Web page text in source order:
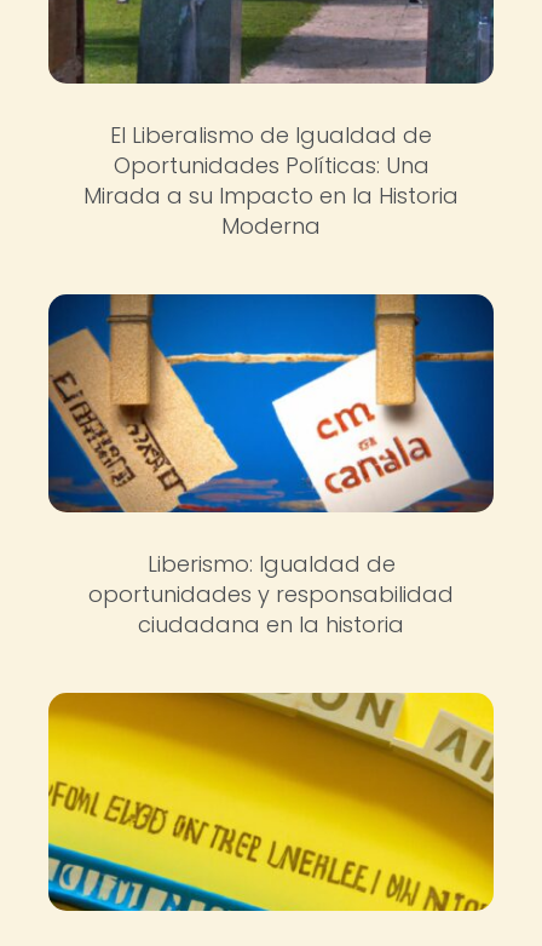
El Liberalismo de Igualdad de
Oportunidades Políticas: Una
Mirada a su Impacto en la Historia
Moderna
Liberismo: Igualdad de
oportunidades y responsabilidad
ciudadana en la historia